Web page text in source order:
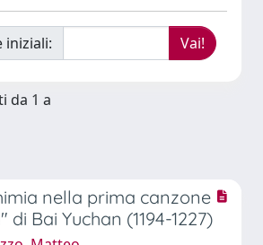
iniziali:
da 1 a
nella prima canzone
di Bai Yuchan (1194-1227)